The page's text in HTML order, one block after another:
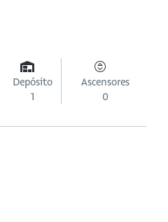
Depósito
1
Ascensores
0